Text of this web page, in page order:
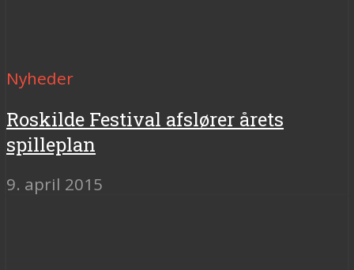
Nyheder
Roskilde Festival afslører årets
spilleplan
9. april 2015